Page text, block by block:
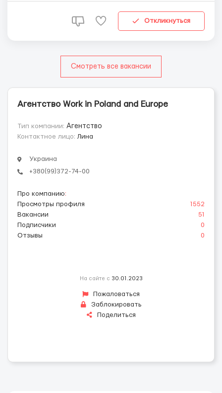
школ до 26 лет - 22,80 зл. Есть в...
Откликнуться
Смотреть все вакансии
Агентство Work in Poland and Europe
Тип компании: Агентство
Контактное лицо: Лина
Украина
+380(99)372-74-00
Про компанию:
Просмотры профиля
1552
Вакансии
51
Подписчики
0
Отзывы
0
На сайте с 30.01.2023
Пожаловаться
Заблокировать
Поделиться